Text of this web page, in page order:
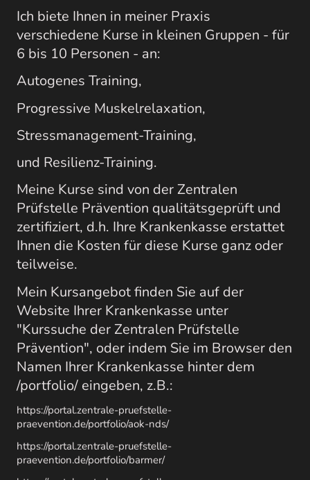
Ich biete Ihnen in meiner Praxis
verschiedene Kurse in kleinen Gruppen - für
6 bis 10 Personen - an:
Autogenes Training,
Progressive Muskelrelaxation,
Stressmanagement-Training,
und Resilienz-Training.
Meine Kurse sind von der Zentralen
Prüfstelle Prävention qualitätsgeprüft und
zertifiziert, d.h. Ihre Krankenkasse erstattet
Ihnen die Kosten für diese Kurse ganz oder
teilweise.
Mein Kursangebot finden Sie auf der
Website Ihrer Krankenkasse unter
"Kurssuche der Zentralen Prüfstelle
Prävention", oder indem Sie im Browser den
Namen Ihrer Krankenkasse hinter dem
/portfolio/ eingeben, z.B.:
https://portal.zentrale-pruefstelle-
praevention.de/portfolio/aok-nds/
https://portal.zentrale-pruefstelle-
praevention.de/portfolio/barmer/